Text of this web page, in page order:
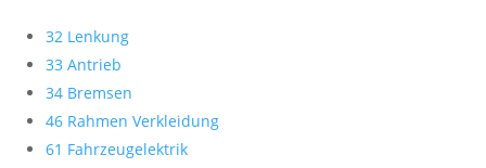
32 Lenkung
33 Antrieb
34 Bremsen
46 Rahmen Verkleidung
61 Fahrzeugelektrik